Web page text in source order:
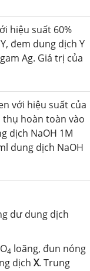
hiệu suất 60%
đem dung dịch Y
Ag. Giá trị của
với hiệu suất của
hoàn toàn vào
dịch NaOH 1M
dung dịch NaOH
dư dung dịch
4 loãng, đun nóng
dịchX. Trung